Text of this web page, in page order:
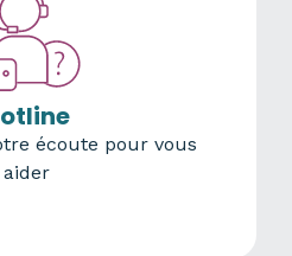
écoute pour vous
aider